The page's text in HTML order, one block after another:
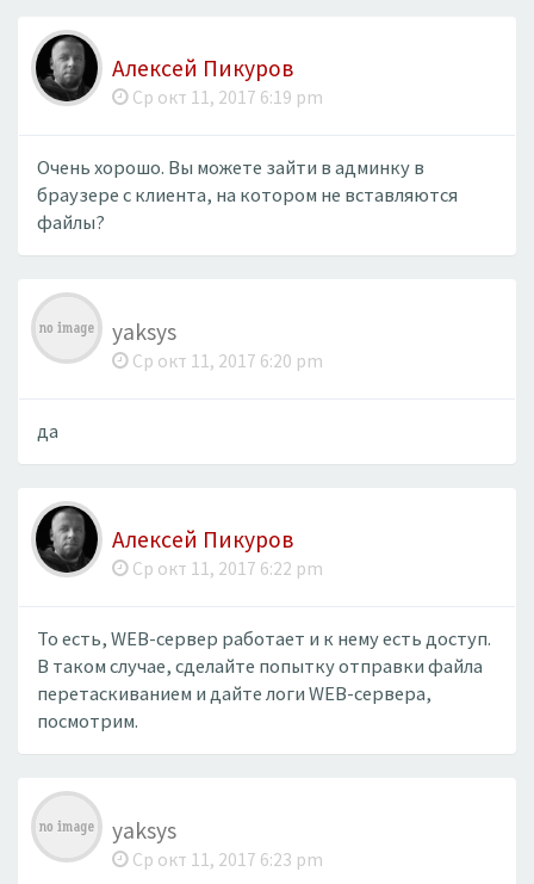
Алексей Пикуров
Ср окт 11, 2017 6:19 pm
Очень хорошо. Вы можете зайти в админку в
браузере с клиента, на котором не вставляются
файлы?
yaksys
Ср окт 11, 2017 6:20 pm
да
Алексей Пикуров
Ср окт 11, 2017 6:22 pm
То есть, WEB-сервер работает и к нему есть доступ.
В таком случае, сделайте попытку отправки файла
перетаскиванием и дайте логи WEB-сервера,
посмотрим.
yaksys
Ср окт 11, 2017 6:23 pm